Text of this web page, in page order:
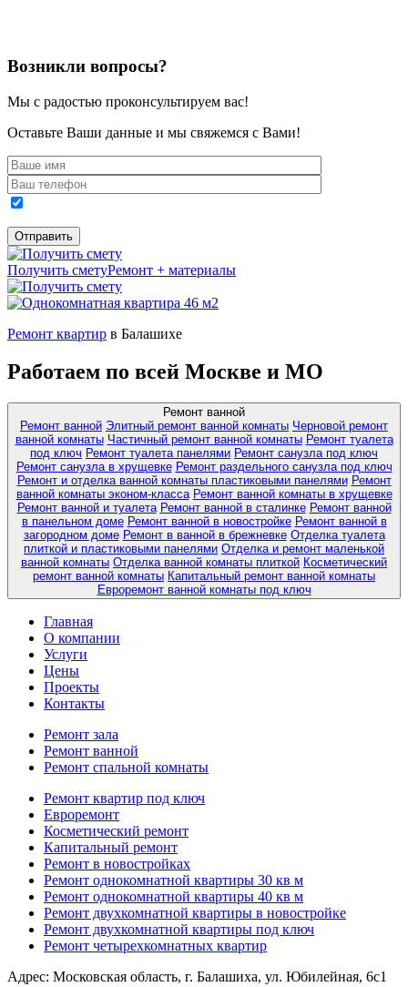
Возникли вопросы?
Мы с радостью проконсультируем вас!
Оставьте Ваши данные и мы свяжемся с Вами!
Получить сметуРемонт + материалы
Ремонт квартир в Балашихе
Работаем по всей Москве и МО
Ремонт ванной
Ремонт ванной Элитный ремонт ванной комнаты Черновой ремонт
ванной комнаты Частичный ремонт ванной комнаты Ремонт туалета
под ключ Ремонт туалета панелями Ремонт санузла под ключ
Ремонт санузла в хрущевке Ремонт раздельного санузла под ключ
Ремонт и отделка ванной комнаты пластиковыми панелями Ремонт
ванной комнаты эконом-класса Ремонт ванной комнаты в хрущевке
Ремонт ванной и туалета Ремонт ванной в сталинке Ремонт ванной
в панельном доме Ремонт ванной в новостройке Ремонт ванной в
загородном доме Ремонт в ванной в брежневке Отделка туалета
плиткой и пластиковыми панелями Отделка и ремонт маленькой
ванной комнаты Отделка ванной комнаты плиткой Косметический
ремонт ванной комнаты Капитальный ремонт ванной комнаты
Евроремонт ванной комнаты под ключ
Главная
О компании
Услуги
Цены
Проекты
Контакты
Ремонт зала
Ремонт ванной
Ремонт спальной комнаты
Ремонт квартир под ключ
Евроремонт
Косметический ремонт
Капитальный ремонт
Ремонт в новостройках
Ремонт однокомнатной квартиры 30 кв м
Ремонт однокомнатной квартиры 40 кв м
Ремонт двухкомнатной квартиры в новостройке
Ремонт двухкомнатной квартиры под ключ
Ремонт четырехкомнатных квартир
Адрес: Московская область, г. Балашиха, ул. Юбилейная, 6с1